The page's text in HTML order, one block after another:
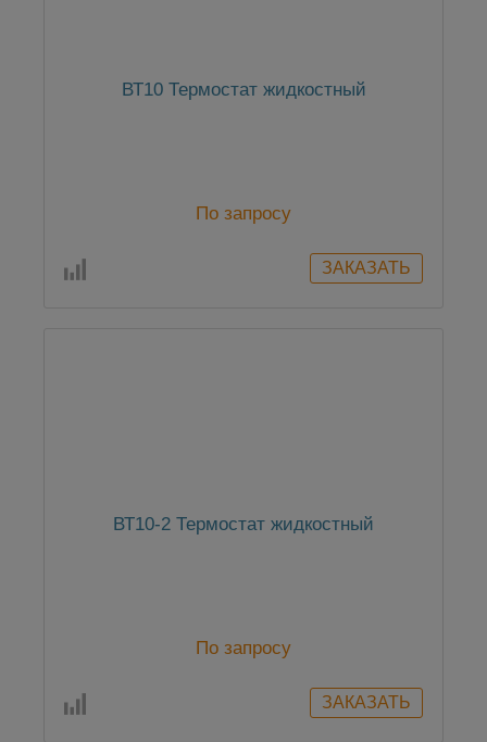
ВТ10 Термостат жидкостный
По запросу
ВТ10-2 Термостат жидкостный
По запросу